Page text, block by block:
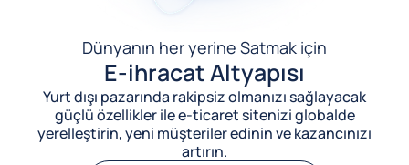
Dünyanın her yerine Satmak için
E-ihracat Altyapısı
Yurt dışı pazarında rakipsiz olmanızı sağlayacak
güçlü özellikler ile e-ticaret sitenizi globalde
yerelleştirin, yeni müşteriler edinin ve kazancınızı
artırın.